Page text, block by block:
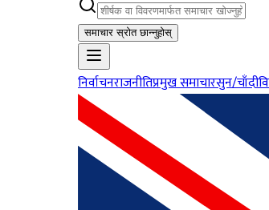
समाचार स्रोत छान्नुहोस्
निर्वाचनराजनीतिप्रमुख समाचारसुन/चाँदी